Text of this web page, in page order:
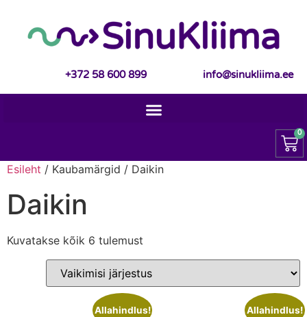
+372 58 600 899 info@sinukliima.ee
0
Esileht / Kaubamärgid / Daikin
Daikin
Kuvatakse kõik 6 tulemust
Allahindlus! Allahindlus!